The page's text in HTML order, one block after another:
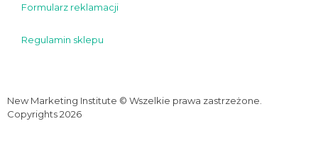
Formularz reklamacji
Regulamin sklepu
New Marketing Institute © Wszelkie prawa zastrzeżone.
Copyrights 2026